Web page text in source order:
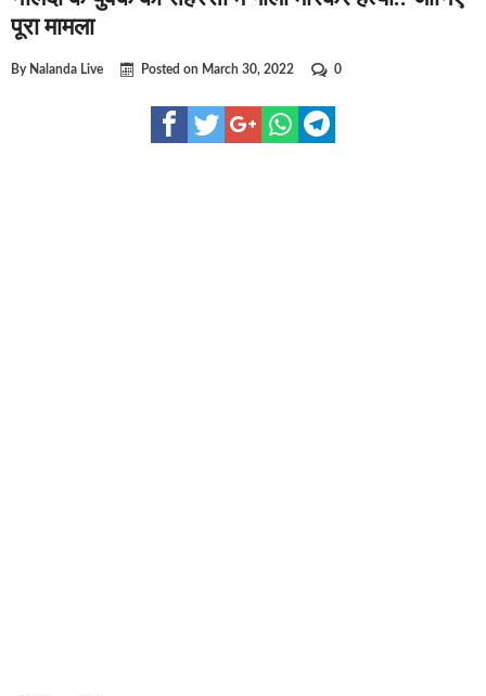
घूसखोर अफसरों पर एक्शन.. दो-दो अफसर घूस लेते गिरफ्तार
क्रिकेटर ईशान किशन की शादी फिक्स, गर्लफ्रेंड से होगी शादी.. ईशान
बिहारवासियों के लिए खुशखबरी.. बिहटा से भी बड़ा बनेगा एयरपोर्ट ..
पूरा मामला
By Nalanda Live Posted on March 30, 2022 0